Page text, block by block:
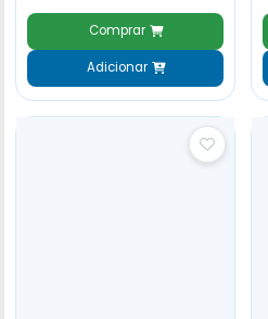
Comprar
Adicionar